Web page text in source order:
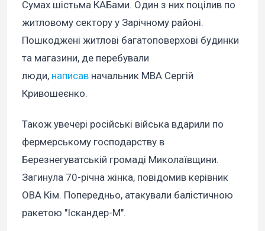
Сумах шістьма КАБами. Один з них поцілив по
житловому сектору у Зарічному районі.
Пошкоджені житлові багатоповерхові будинки
та магазини, де перебували
люди, написав начальник МВА Сергій
Кривошеєнко.
Також увечері російські війська вдарили по
фермерському господарству в
Березнегуватській громаді Миколаївщини.
Загинула 70-річна жінка, повідомив керівник
ОВА Кім. Попередньо, атакували балістичною
ракетою "Іскандер-М".